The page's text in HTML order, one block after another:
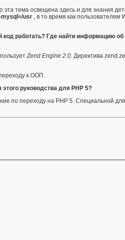
эта тема освещена здесь и для знания
mysql=/usr , в то время как пользователям
работать? Где найти информацию об
Zend Engine 2.0. Директива
к ООП .
руководства для PHP 5?
по переходу на PHP 5. Специальной